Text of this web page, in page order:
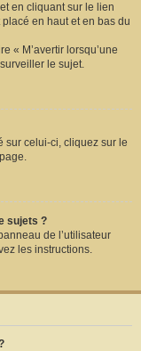
en cliquant sur le lien
en haut et en bas du
« M’avertir lorsqu’une
le sujet.
sur celui-ci, cliquez sur le
sujets ?
de l’utilisateur
les instructions.